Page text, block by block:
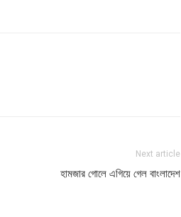
Next article
হামজার গোলে এগিয়ে গেল বাংলাদেশ